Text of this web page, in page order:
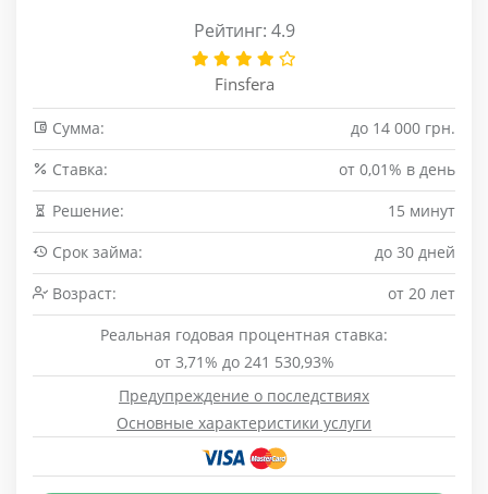
Рейтинг: 4.9
Finsfera
Сумма:
до 14 000 грн.
Cтавка:
от 0,01% в день
Решение:
15 минут
Срок займа:
до 30 дней
Возраст:
от 20 лет
Реальная годовая процентная ставка:
от 3,71% до 241 530,93%
Предупреждение о последствиях
Основные характеристики услуги